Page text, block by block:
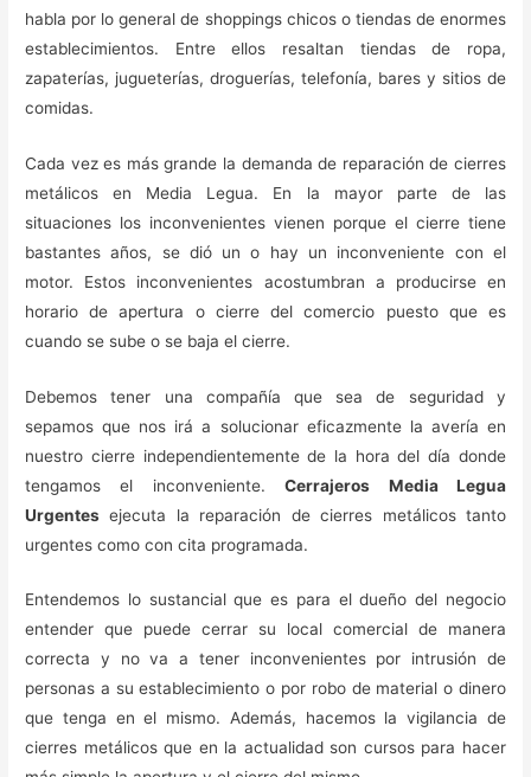
habla por lo general de shoppings chicos o tiendas de enormes
establecimientos. Entre ellos resaltan tiendas de ropa,
zapaterías, jugueterías, droguerías, telefonía, bares y sitios de
comidas.
Cada vez es más grande la demanda de reparación de cierres
metálicos en Media Legua. En la mayor parte de las
situaciones los inconvenientes vienen porque el cierre tiene
bastantes años, se dió un o hay un inconveniente con el
motor. Estos inconvenientes acostumbran a producirse en
horario de apertura o cierre del comercio puesto que es
cuando se sube o se baja el cierre.
Debemos tener una compañía que sea de seguridad y
sepamos que nos irá a solucionar eficazmente la avería en
nuestro cierre independientemente de la hora del día donde
tengamos el inconveniente.Cerrajeros Media Legua
Urgentes ejecuta la reparación de cierres metálicos tanto
urgentes como con cita programada.
Entendemos lo sustancial que es para el dueño del negocio
entender que puede cerrar su local comercial de manera
correcta y no va a tener inconvenientes por intrusión de
personas a su establecimiento o por robo de material o dinero
que tenga en el mismo. Además, hacemos la vigilancia de
cierres metálicos que en la actualidad son cursos para hacer